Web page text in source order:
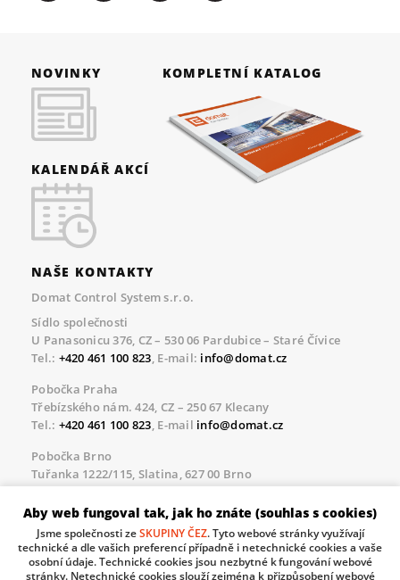
NOVINKY
KALENDÁŘ AKCÍ
KOMPLETNÍ KATALOG
NAŠE KONTAKTY
Domat Control System s.r.o.
Sídlo společnosti
U Panasonicu 376, CZ – 530 06 Pardubice – Staré Čívice
Tel.: +420 461 100 823, E-mail: info@domat.cz
Pobočka Praha
Třebízského nám. 424, CZ – 250 67 Klecany
Tel.: +420 461 100 823 , E-mail info@domat.cz
Pobočka Brno
Tuřanka 1222/115, Slatina, 627 00 Brno
Tel.:+420 461 100 823, E-mailinfo@domat.cz
Servisní linka pro námi realizované akce
Po – Pá 8.30 – 17.00
tel:+420 733 421 878, E-mailservis@domat.cz
Aby web fungoval tak, jak ho znáte (souhlas s cookies)
Jsme společnosti zeSKUPINY ČEZ. Tyto webové stránky využívají
technické a dle vašich preferencí případně i netechnické cookies a vaše
osobní údaje. Technické cookies jsou nezbytné k fungování webové
stránky. Netechnické cookies slouží zejména k přizpůsobení webové